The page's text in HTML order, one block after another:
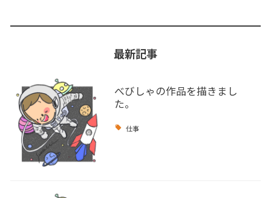
最新記事
べびしゃの作品を描きまし
た。
仕事